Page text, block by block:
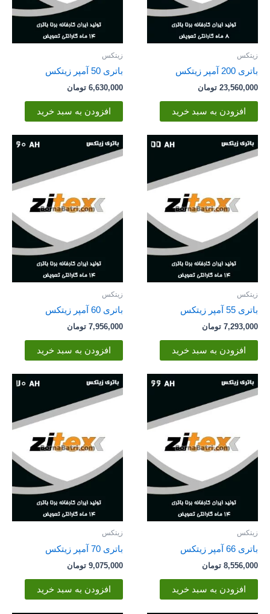
زیتکس
باتری 200 آمپر زیتکس
23,560,000 تومان
افزودن به سبد خرید
زیتکس
باتری 50 آمپر زیتکس
6,630,000 تومان
افزودن به سبد خرید
زیتکس
باتری 55 آمپر زیتکس
7,293,000 تومان
افزودن به سبد خرید
زیتکس
باتری 60 آمپر زیتکس
7,956,000 تومان
افزودن به سبد خرید
زیتکس
باتری 66 آمپر زیتکس
8,556,000 تومان
افزودن به سبد خرید
زیتکس
باتری 70 آمپر زیتکس
9,075,000 تومان
افزودن به سبد خرید